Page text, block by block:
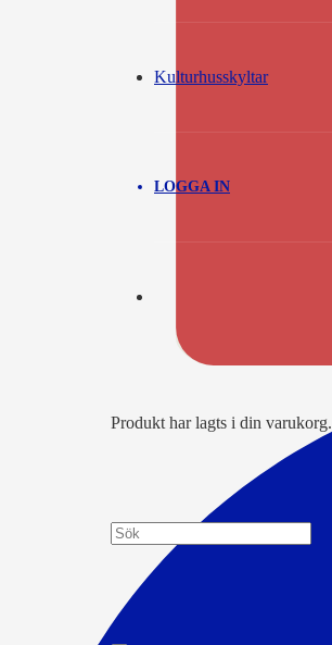
Kulturhusskyltar
LOGGA IN
Produkt har lagts i din varukorg.